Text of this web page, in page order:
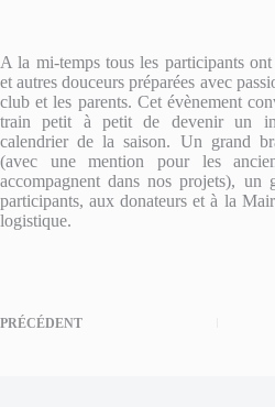
A la mi-temps tous les participants
et autres douceurs préparées avec
club et les parents. Cet évènement
train petit à petit de devenir un
calendrier de la saison. Un grand
(avec une mention pour les
accompagnent dans nos projets), un
participants, aux donateurs et à la
logistique.
PRÉCÉDENT